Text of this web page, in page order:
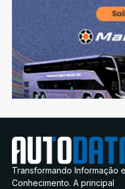
Transformando Informação
Conhecimento. A principal